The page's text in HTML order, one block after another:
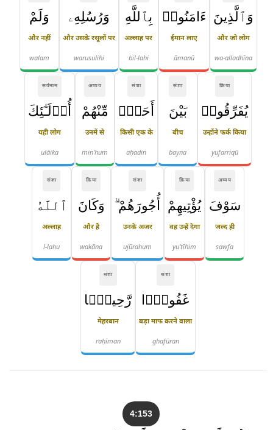
وَٱلَّذِينَ
और जो लोग
wa-alladhīna
ءَامَنُوا۟
ईमान लाए
āmanū
بِٱللَّهِ
अल्लाह पर
bil-lahi
وَرُسُلِهِۦ
और उसके रसूलों पर
warusulihi
وَلَمْ
और नहीं
walam
क्रिया
يُفَرِّقُوا۟
उन्होंने फर्क किया
yufarriqū
संज्ञा
بَيْنَ
बीच
bayna
संज्ञा
أَحَدٍۢ
किसी एक के
aḥadin
अव्यय
مِّنْهُمْ
उनमें से
min'hum
सर्वनाम
أُو۟لَـٰٓئِكَ
यही लोग
ulāika
अव्यय
سَوْفَ
जल्द ही
sawfa
क्रिया
يُؤْتِيهِمْ
वह उन्हें देगा
yu'tīhim
संज्ञा
أُجُورَهُمْ ۗ
उनके अजर
ujūrahum
क्रिया
وَكَانَ
और है
wakāna
संज्ञा
ٱللَّهُ
अल्लाह
l-lahu
संज्ञा
غَفُورًۭا
बड़ा माफ करने वाला
ghafūran
संज्ञा
رَّحِيمًۭا
मेहरबान
raḥīman
4:153